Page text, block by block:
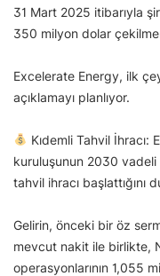
31 Mart 2025 itibarıyla
350 milyon dolar
Excelerate Energy, ilk
açıklamayı planlıyor.
Kıdemli Tahvil İhracı:
kuruluşunun 2030 vadeli
tahvil ihracı başlattığını
Gelirin, önceki bir öz
mevcut nakit ile birlikte,
operasyonlarının 1,055